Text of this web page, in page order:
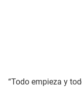
“Todo empieza y